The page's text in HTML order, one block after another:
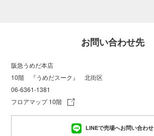
お問い合わせ先
阪急うめだ本店
10階 『うめだスーク』 北街区
06-6361-1381
フロアマップ 10階
LINEで売場へお問い合わせ